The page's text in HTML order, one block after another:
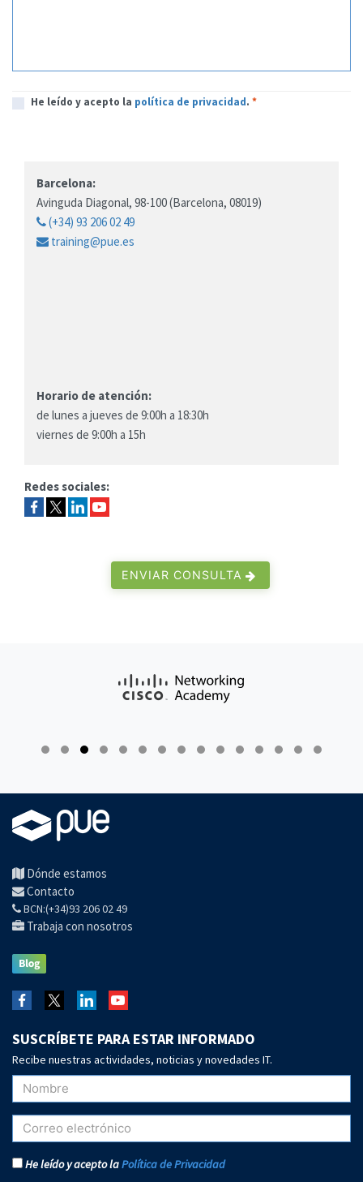
He leído y acepto la política de privacidad. *
Barcelona:
Avinguda Diagonal, 98-100 (Barcelona, 08019)
(+34) 93 206 02 49
training@pue.es
Horario de atención:
de lunes a jueves de 9:00h a 18:30h
viernes de 9:00h a 15h
Redes sociales:
ENVIAR CONSULTA
Dónde estamos
Contacto
BCN:(+34)93 206 02 49
Trabaja con nosotros
SUSCRÍBETE PARA ESTAR INFORMADO
Recibe nuestras actividades, noticias y novedades IT.
He leído y acepto laPolítica de Privacidad